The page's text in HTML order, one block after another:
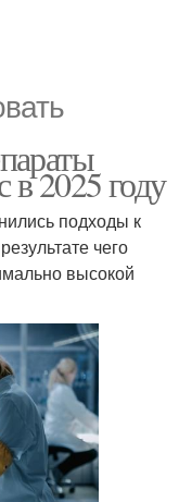
в 2025 году
подходы к
чего
высокой